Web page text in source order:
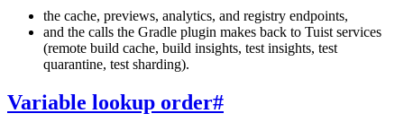
the cache, previews, analytics, and registry endpoints,
and the calls the Gradle plugin makes back to Tuist services
(remote build cache, build insights, test insights, test
quarantine, test sharding).
Variable lookup order#